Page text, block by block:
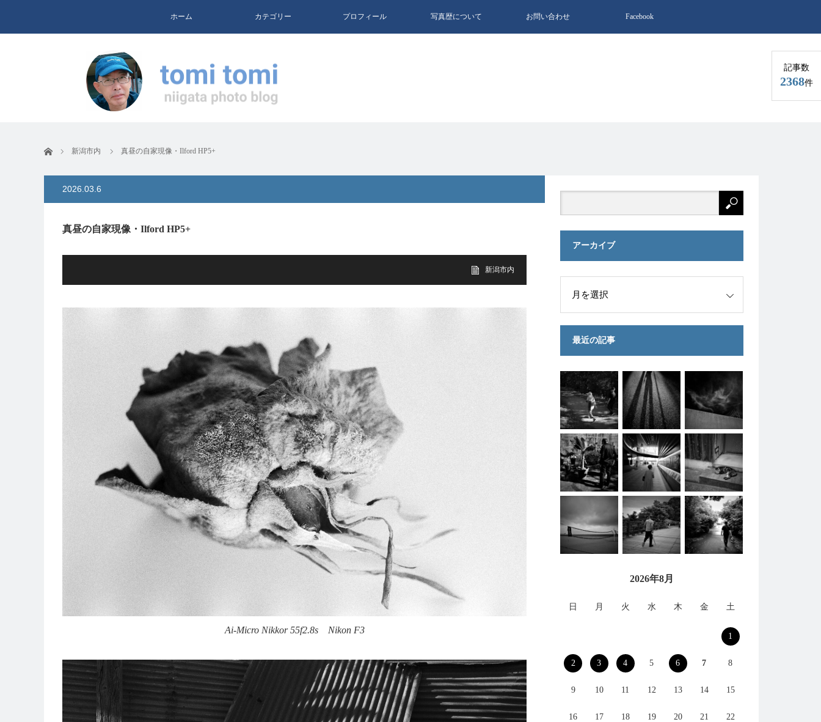
ホーム カテゴリー プロフィール 写真歴について お問い合わせ Facebook
記事数
2368件
ホーム 新潟市内 真昼の自家現像・Ilford HP5+
2026.03.6
真昼の自家現像・Ilford HP5+
新潟市内
Ai-Micro Nikkor 55f2.8s Nikon F3
アーカイブ
最近の記事
2026年8月
日 月 火 水 木 金 土
1
2 3 4 5 6 7 8
9 10 11 12 13 14 15
16 17 18 19 20 21 22